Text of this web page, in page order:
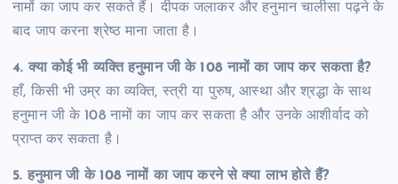
नामों का जाप कर सकते हैं। दीपक जलाकर और हनुमान चालीसा पढ़ने के
बाद जाप करना श्रेष्ठ माना जाता है।
4. क्या कोई भी व्यक्ति हनुमान जी के 108 नामों का जाप कर सकता है?
हाँ, किसी भी उम्र का व्यक्ति, स्त्री या पुरुष, आस्था और श्रद्धा के साथ
हनुमान जी के 108 नामों का जाप कर सकता है और उनके आशीर्वाद को
प्राप्त कर सकता है।
5. हनुमान जी के 108 नामों का जाप करने से क्या लाभ होते हैं?